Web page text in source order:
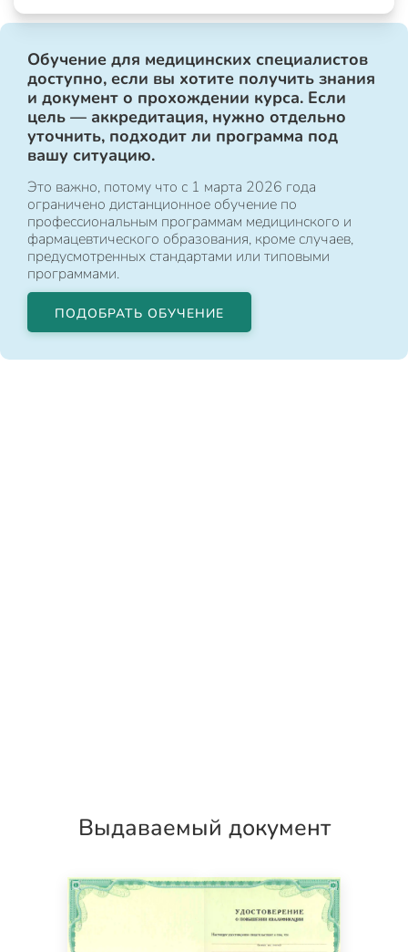
Обучение для медицинских специалистов
доступно, если вы хотите получить знания
и документ о прохождении курса. Если
цель — аккредитация, нужно отдельно
уточнить, подходит ли программа под
вашу ситуацию.
Это важно, потому что с 1 марта 2026 года
ограничено дистанционное обучение по
профессиональным программам медицинского и
фармацевтического образования, кроме случаев,
предусмотренных стандартами или типовыми
программами.
ПОДОБРАТЬ ОБУЧЕНИЕ
Выдаваемый документ